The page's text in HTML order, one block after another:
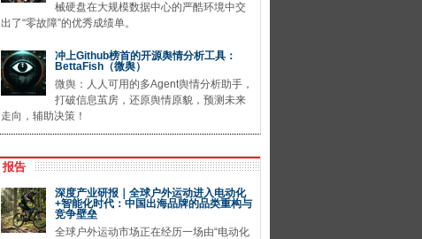
械硬盘在大规模数据中心的严酷环境中交
出了“零故障”的优秀成绩单。
冲上Github榜首的开源舆情分析工具：
BettaFish（微舆）
微舆：人人可用的多Agent舆情分析助手，
打破信息茧房，还原舆情原貌，预测未来
走向，辅助决策！
报告
深度产业研报｜全球户外运动进入电动化
+智能化时代：中国出海品牌的品类重构与
竞争壁垒
全球户外运动市场正在经历一场由“电动化